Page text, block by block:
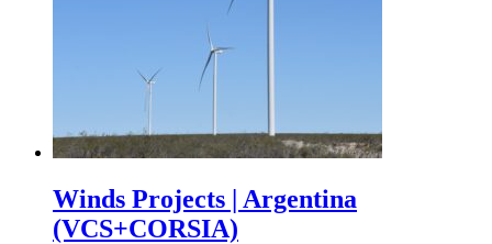
Winds Projects | Argentina
(VCS+CORSIA)